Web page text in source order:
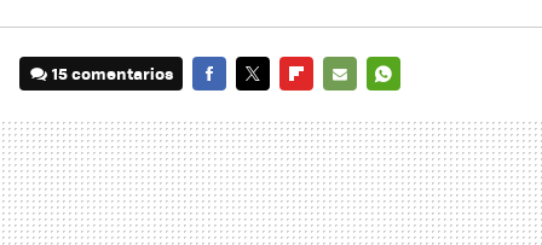
15 comentarios
MAIL